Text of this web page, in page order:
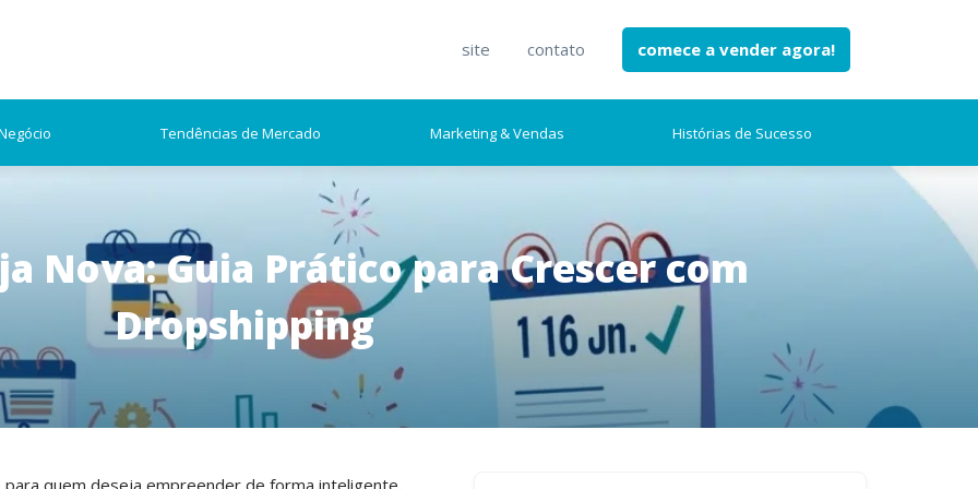
site contato comece a vender agora!
Tendências de Mercado Marketing & Vendas Histórias de Sucesso
Nova: Guia Prático para Crescer com
Dropshipping
para quem deseja empreender de forma inteligente,